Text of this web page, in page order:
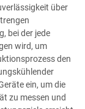
über
bei der jede
wird, um
den
ein, um die
zu messen und